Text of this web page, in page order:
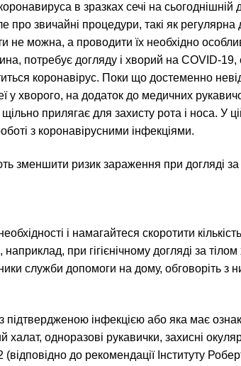
в зразках сечі на
про звичайні процедури, такі як
не можна, а проводити їх необхідно
потребує догляду і хворий на COVID-
коронавірус. Поки що достеменно
у хворого, на додаток до медичних
прилягає для захисту рота і носа. У
з коронавірусними інфекціями.
зменшити ризик зараження при догляді
і намагайтеся скоротити
при гігієнічному догляді за
служби допомоги на дому, обговоріть з
інфекцією або яка має
халат, одноразові рукавички, захисні
до рекомендації Інституту